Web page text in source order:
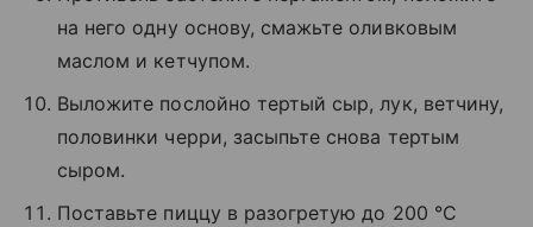
на него одну основу, смажьте оливковым
маслом и кетчупом.
Выложите послойно тертый сыр, лук, ветчину,
половинки черри, засыпьте снова тертым
сыром.
Поставьте пиццу в разогретую до 200 °C